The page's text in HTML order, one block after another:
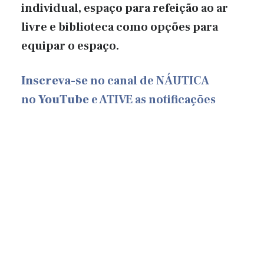
individual, espaço para refeição ao ar
livre e biblioteca como opções para
equipar o espaço.
Inscreva-seno canal de NÁUTICA
noYouTubee ATIVE as notificações